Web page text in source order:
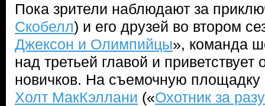
Пока зрители наблюдают за
Скобелл) и его друзей во втором
Джексон и Олимпийцы», команда
над третьей главой и
новичков. На съемочную площадку
Холт МакКэллани («Охотник за